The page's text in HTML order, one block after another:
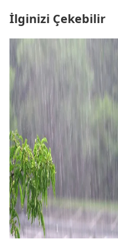
İlginizi Çekebilir